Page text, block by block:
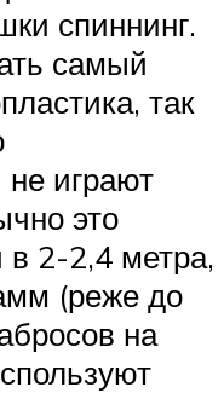
спиннинг.
самый
так
не играют
это
в 2-2,4 метра,
(реже до
на